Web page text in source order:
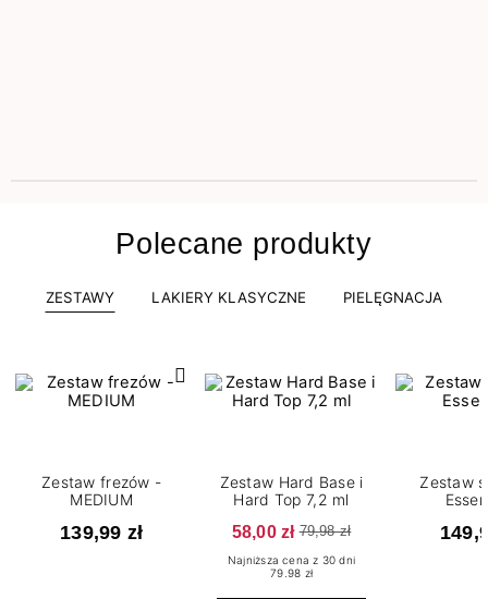
Polecane produkty
ZESTAWY LAKIERY KLASYCZNE PIELĘGNACJA
Zestaw frezów -
MEDIUM
139,99 zł
Zestaw Hard Base i
Hard Top 7,2 ml
58,00 zł 79,98 zł
Najniższa cena z 30 dni
79.98 zł
Zestaw